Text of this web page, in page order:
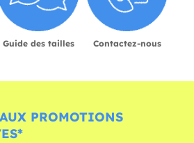
Guide des tailles Contactez-nous
PROMOTIONS